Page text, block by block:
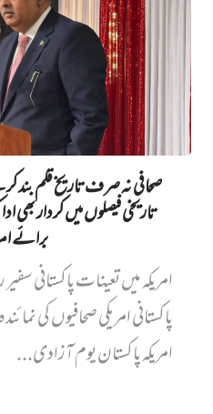
صحافی نہ صرف تاریخ قلم بند
تاریخی فیصلوں میں کردار بھی
برائے
امریکہ میں تعینات پاکستانی
پاکستانی امریکی صحافیوں کی
امریکہ پاکستان یوم آزادی...